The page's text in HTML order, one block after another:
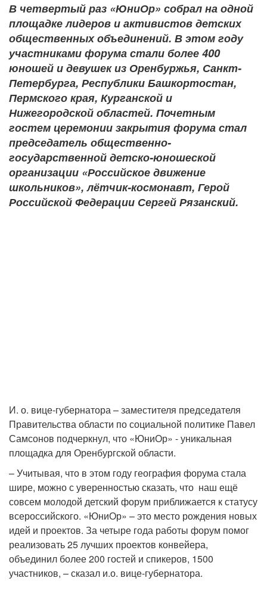
В четвертый раз «ЮниОр» собрал на одной
площадке лидеров и активистов детских
общественных объединений. В этом году
участниками форума стали более 400
юношей и девушек из Оренбуржья, Санкт-
Петербурга, Республики Башкортостан,
Пермского края, Курганской и
Нижегородской областей. Почетным
гостем церемонии закрытия форума стал
председатель общественно-
государственной детско-юношеской
организации «Российское движение
школьников», лётчик-космонавт, Герой
Российской Федерации Сергей Рязанский.
И. о. вице-губернатора – заместителя председателя
Правительства области по социальной политике Павел
Самсонов подчеркнул, что «ЮниОр» - уникальная
площадка для Оренбургской области.
– Учитывая, что в этом году география форума стала
шире, можно с уверенностью сказать, что наш ещё
совсем молодой детский форум приближается к статусу
всероссийского. «ЮниОр» – это место рождения новых
идей и проектов. За четыре года работы форум помог
реализовать 25 лучших проектов конвейера,
объединил более 200 гостей и спикеров, 1500
участников, – сказал и.о. вице-губернатора.